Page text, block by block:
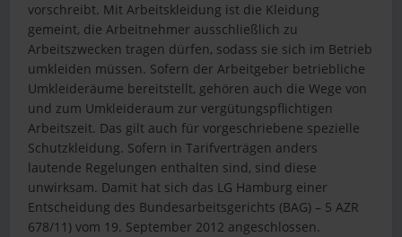
vorschreibt. Mit Arbeitskleidung ist die Kleidung
gemeint, die Arbeitnehmer ausschließlich zu
Arbeitszwecken tragen dürfen, sodass sie sich im Betrieb
umkleiden müssen. Sofern der Arbeitgeber betriebliche
Umkleideräume bereitstellt, gehören auch die Wege von
und zum Umkleideraum zur vergütungspflichtigen
Arbeitszeit. Das gilt auch für vorgeschriebene spezielle
Schutzkleidung. Sofern in Tarifverträgen anders
lautende Regelungen enthalten sind, sind diese
unwirksam. Damit hat sich das LG Hamburg einer
Entscheidung des Bundesarbeitsgerichts (BAG) – 5 AZR
678/11) vom 19. September 2012 angeschlossen.